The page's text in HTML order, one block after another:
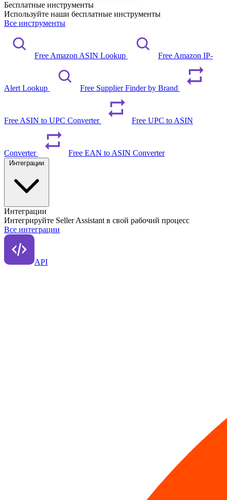
Бесплатные инструменты
Используйте наши бесплатные инструменты
Все инструменты
Free Amazon ASIN Lookup Free Amazon IP-
Alert Lookup Free Supplier Finder by Brand
Free ASIN to UPC Converter Free UPC to ASIN
Converter Free EAN to ASIN Converter
Интеграции
Интегрируйте Seller Assistant в свой рабочий процесс
Все интеграции
API